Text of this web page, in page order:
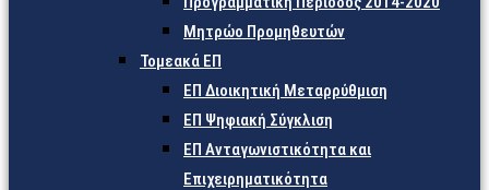
Μητρώο Προμηθευτών
Τομεακά ΕΠ
ΕΠ Διοικητική Μεταρρύθμιση
ΕΠ Ψηφιακή Σύγκλιση
ΕΠ Ανταγωνιστικότητα και
Επιχειρηματικότητα